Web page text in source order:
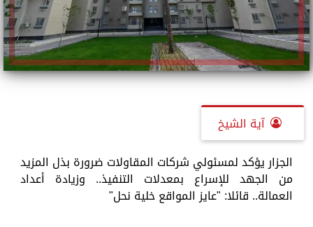
آية الشيخ
الجزار يؤكد لمسئولي شركات المقاولات ضرورة بذل المزيد
من الجهد للإسراع بمعدلات التنفيذ.. وزيادة أعداد
العمالة.. قائلا: "عايز المواقع خلية نحل"